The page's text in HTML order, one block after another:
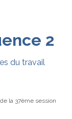
2
du travail
la 37ème session